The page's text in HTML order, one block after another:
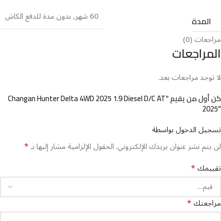
المدة 60 شهر ,بدون مدة للدفع الكاش
مراجعات (0)
المراجعات
لا توجد مراجعات بعد.
2025⁩”
تسجيل الدخول بواسطة
لن يتم نشر عنوان بريدك الإلكتروني.الحقول الإلزامية مشار إليها بـ*
تقييمك*
مراجعتك*